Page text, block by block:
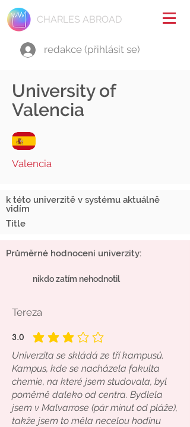
CHARLES ABROAD
redakce (přihlásit se)
University of
Valencia
Valencia
k této univerzitě v systému aktuálně
vidím
Title
Průměrné hodnocení univerzity:
nikdo zatím nehodnotil
Tereza
3.0
average rating is 3 out of 5
Univerzita se skládá ze tří kampusů.
Kampus, kde se nacházela fakulta
chemie, na které jsem studovala, byl
poměrně daleko od centra. Bydlela
jsem v Malvarrose (pár minut od pláže),
takže jsem to měla necelou hodinu